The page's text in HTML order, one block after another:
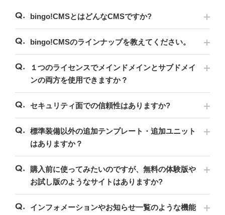
bingo!CMSとはどんなCMSですか?
bingo!CMSのラインナップを教えてください。
１つのライセンスでメインドメインとサブドメイ
ンの両方を使用できますか？
セキュリティ面での信頼性はありますか?
標準装備以外の追加テンプレート・追加ユニット
はありますか？
購入前に使ってみたいのですが、無料の体験版や
お試し版のようなサイトはありますか?
インフォメーションやお知らせ一覧のような機能